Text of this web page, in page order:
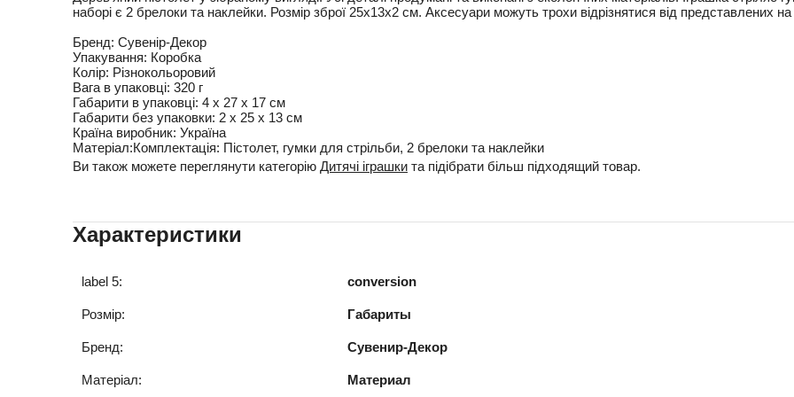
наборі є 2 брелоки та наклейки. Розмір зброї 25х13х2 см. Аксесуари можуть трохи відрізнятися від представлених на
Бренд: Сувенір-Декор
Упакування: Коробка
Колір: Різнокольоровий
Вага в упаковці: 320 г
Габарити в упаковці: 4 x 27 x 17 см
Габарити без упаковки: 2 x 25 x 13 см
Країна виробник: Україна
Матеріал:Комплектація: Пістолет, гумки для стрільби, 2 брелоки та наклейки
Ви також можете переглянути категорію Дитячі іграшки та підібрати більш підходящий товар.
Характеристики
label 5: conversion
Розмір: Габариты
Бренд: Сувенир-Декор
Матеріал: Материал